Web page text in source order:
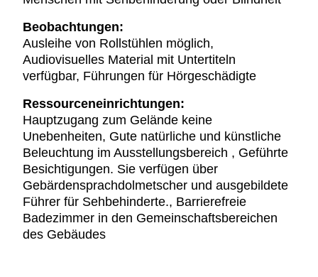
Beobachtungen:
Ausleihe von Rollstühlen möglich,
Audiovisuelles Material mit Untertiteln
verfügbar, Führungen für Hörgeschädigte
Ressourceneinrichtungen:
Hauptzugang zum Gelände keine
Unebenheiten, Gute natürliche und künstliche
Beleuchtung im Ausstellungsbereich , Geführte
Besichtigungen. Sie verfügen über
Gebärdensprachdolmetscher und ausgebildete
Führer für Sehbehinderte., Barrierefreie
Badezimmer in den Gemeinschaftsbereichen
des Gebäudes